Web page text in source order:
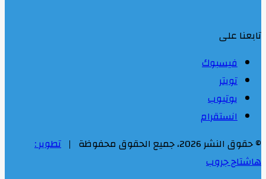
تابعنا على
فيسبوك
تويتر
يوتيوب
انستقرام
© حقوق النشر 2026، جميع الحقوق محفوظة |
تطوير :
هاشتاج جروب